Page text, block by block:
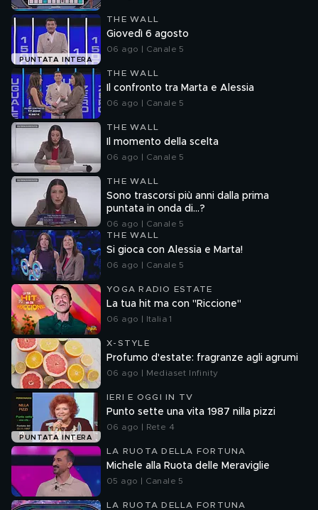
PUNTATA INTERA
THE WALL
Giovedì 6 agosto
06 ago | Canale 5
THE WALL
Il confronto tra Marta e Alessia
06 ago | Canale 5
THE WALL
Il momento della scelta
06 ago | Canale 5
THE WALL
Sono trascorsi più anni dalla prima
puntata in onda di...?
06 ago | Canale 5
THE WALL
Si gioca con Alessia e Marta!
06 ago | Canale 5
YOGA RADIO ESTATE
La tua hit ma con "Riccione"
06 ago | Italia 1
X-STYLE
Profumo d'estate: fragranze agli agrumi
06 ago | Mediaset Infinity
PUNTATA INTERA
IERI E OGGI IN TV
Punto sette una vita 1987 nilla pizzi
06 ago | Rete 4
LA RUOTA DELLA FORTUNA
Michele alla Ruota delle Meraviglie
05 ago | Canale 5
LA RUOTA DELLA FORTUNA